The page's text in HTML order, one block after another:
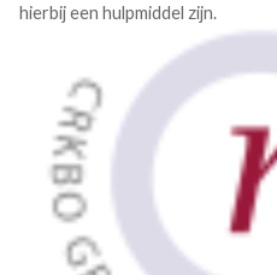
hierbij een hulpmiddel zijn.